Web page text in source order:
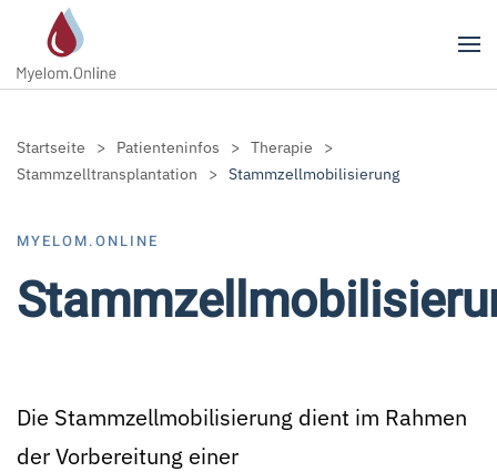
Zum Hauptinhalt springen
Startseite Patienteninfos
Therapie
Stammzelltransplantation
Stammzellmobilisierung
MYELOM.ONLINE
Die Stammzellmobilisierung dient im Rahmen
der Vorbereitung einer